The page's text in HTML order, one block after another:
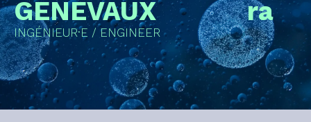
GENEVAUX
ra
INGÉNIEUR·E / ENGINEER